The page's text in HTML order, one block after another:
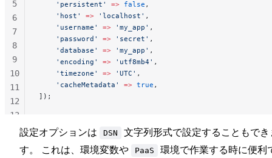
    'persistent'
=> false ,
    'host'
=> 'localhost' ,
    'username'
=> 'my_app' ,
    'password'
=> 'secret' ,
    'database'
=> 'my_app' ,
    'encoding'
=> 'utf8mb4' ,
    'timezone'
=> 'UTC' ,
    'cacheMetadata'
=> true ,
]);
5
6
7
8
9
10
11
12
13
設定オプションは DSN
文字列形式で設定することもでき
す。 これは、環境変数や
PaaS
環境で作業する時に便利